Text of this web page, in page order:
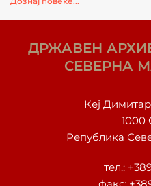
ДРЖАВЕН
СЕВЕРНА
Кеј
1000
Република
тел.: